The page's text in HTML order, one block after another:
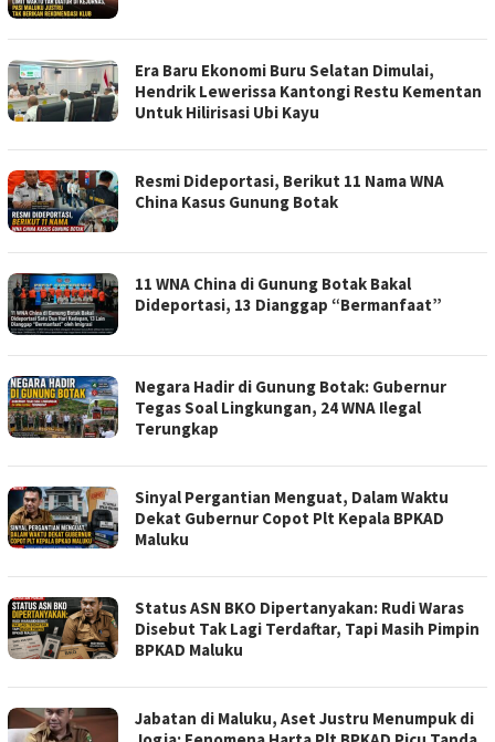
Era Baru Ekonomi Buru Selatan Dimulai,
Hendrik Lewerissa Kantongi Restu Kementan
Untuk Hilirisasi Ubi Kayu
Resmi Dideportasi, Berikut 11 Nama WNA
China Kasus Gunung Botak
11 WNA China di Gunung Botak Bakal
Dideportasi, 13 Dianggap “Bermanfaat”
Negara Hadir di Gunung Botak: Gubernur
Tegas Soal Lingkungan, 24 WNA Ilegal
Terungkap
Sinyal Pergantian Menguat, Dalam Waktu
Dekat Gubernur Copot Plt Kepala BPKAD
Maluku
Status ASN BKO Dipertanyakan: Rudi Waras
Disebut Tak Lagi Terdaftar, Tapi Masih Pimpin
BPKAD Maluku
Jabatan di Maluku, Aset Justru Menumpuk di